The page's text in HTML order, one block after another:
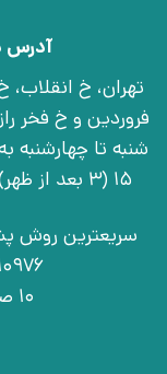
آدرس
15 (3 بعد از ظهر) - قبل از تشریف آوردن تماس بگیرید
سریعترین روش
021-66410976 | 09030925756
10 صبح الی 15 (3 بعد از ظهر)